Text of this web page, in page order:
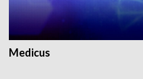
Medicus